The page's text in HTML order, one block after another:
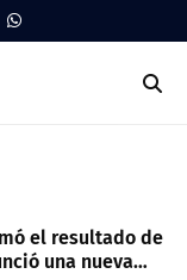
el resultado de
una nueva